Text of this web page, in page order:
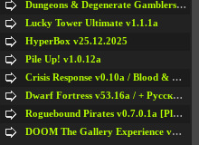
Dungeons & Degenerate Gamblers v2.0.2a
Lucky Tower Ultimate v1.1.1a
HyperBox v25.12.2025
Pile Up! v1.0.12a
Crisis Response v0.10a / Blood & Bullet
Dwarf Fortress v53.16a / + Русская Версия v50.12a
Roguebound Pirates v0.7.0.1a [Playtest]
DOOM The Gallery Experience v1.4.2